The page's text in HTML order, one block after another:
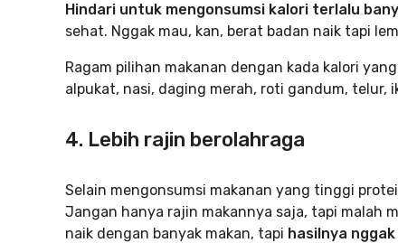
Hindari untuk mengonsumsi kalori terlalu
sehat. Nggak mau, kan, berat badan naik tapi
Ragam pilihan makanan dengan kada kalori
alpukat, nasi, daging merah, roti gandum, telur,
4. Lebih rajin berolahraga
Selain mengonsumsi makanan yang tinggi
Jangan hanya rajin makannya saja, tapi malah
naik dengan banyak makan, tapi hasilnya